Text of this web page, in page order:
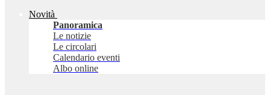
Novità
Panoramica
Le notizie
Le circolari
Calendario eventi
Albo online